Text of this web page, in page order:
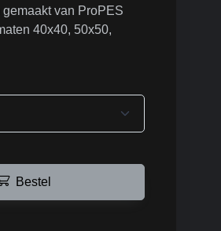
van ProPES
40x40, 50x50,
Bestel